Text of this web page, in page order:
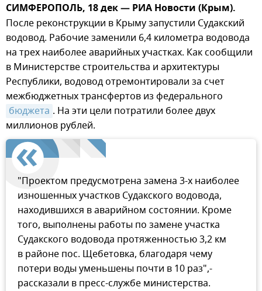
СИМФЕРОПОЛЬ, 18 дек — РИА Новости (Крым).
После реконструкции в Крыму запустили Судакский
водовод. Рабочие заменили 6,4 километра водовода
на трех наиболее аварийных участках. Как сообщили
в Министерстве строительства и архитектуры
Республики, водовод отремонтировали за счет
межбюджетных трансфертов из федерального
бюджета . На эти цели потратили более двух
миллионов рублей.
"Проектом предусмотрена замена 3-х наиболее
изношенных участков Судакского водовода,
находившихся в аварийном состоянии. Кроме
того, выполнены работы по замене участка
Судакского водовода протяженностью 3,2 км
в районе пос. Щебетовка, благодаря чему
потери воды уменьшены почти в 10 раз",-
рассказали в пресс-службе министерства.